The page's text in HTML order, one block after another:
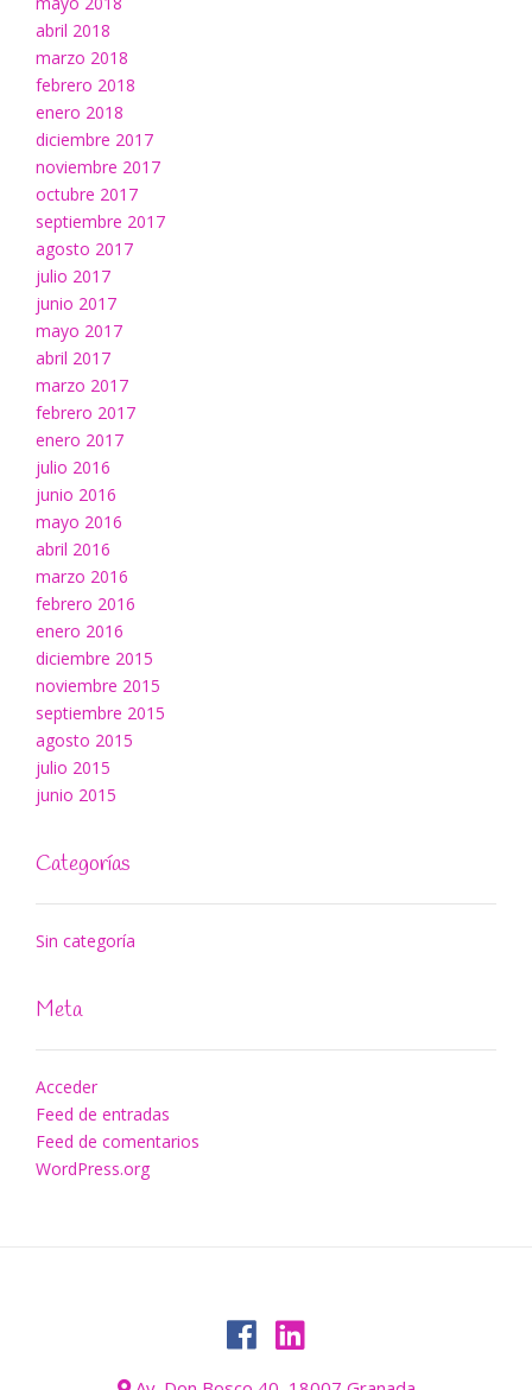
abril 2018
marzo 2018
febrero 2018
enero 2018
diciembre 2017
noviembre 2017
octubre 2017
septiembre 2017
agosto 2017
julio 2017
junio 2017
mayo 2017
abril 2017
marzo 2017
febrero 2017
enero 2017
julio 2016
junio 2016
mayo 2016
abril 2016
marzo 2016
febrero 2016
enero 2016
diciembre 2015
noviembre 2015
septiembre 2015
agosto 2015
julio 2015
junio 2015
Categorías
Sin categoría
Meta
Acceder
Feed de entradas
Feed de comentarios
WordPress.org